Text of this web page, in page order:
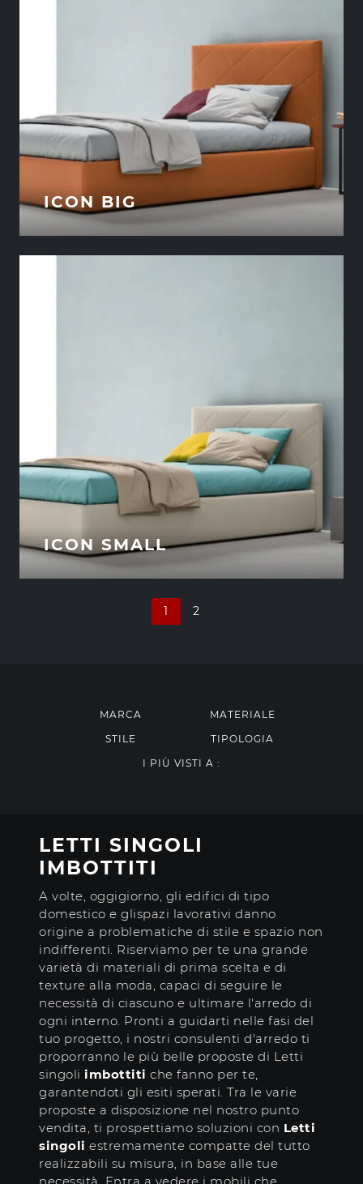
ICON BIG
ICON SMALL
1 2
MARCA
MATERIALE
STILE
TIPOLOGIA
I PIÙ VISTI A :
LETTI SINGOLI
IMBOTTITI
A volte, oggigiorno, gli edifici di tipo
domestico e glispazi lavorativi danno
origine a problematiche di stile e spazio non
indifferenti. Riserviamo per te una grande
varietà di materiali di prima scelta e di
texture alla moda, capaci di seguire le
necessità di ciascuno e ultimare l'arredo di
ogni interno. Pronti a guidarti nelle fasi del
tuo progetto, i nostri consulenti d'arredo ti
proporranno le più belle proposte di Letti
singoli imbottiti che fanno per te,
garantendoti gli esiti sperati. Tra le varie
proposte a disposizione nel nostro punto
vendita, ti prospettiamo soluzioni con Letti
singoli estremamente compatte del tutto
realizzabili su misura, in base alle tue